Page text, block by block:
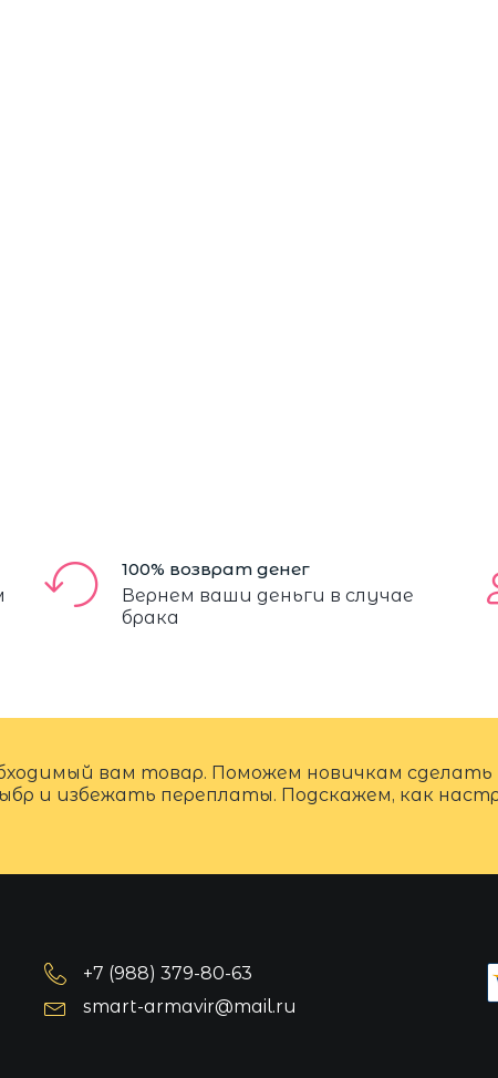
100% возврат денег
Вернем ваши деньги в случае
брака
вам товар. Поможем новичкам сделать
и избежать переплаты. Подскажем, как
+7 (988) 379-80-63
smart-armavir@mail.ru